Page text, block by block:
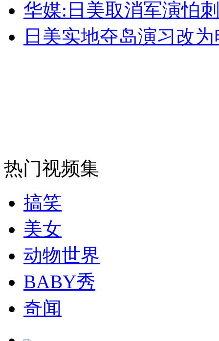
安徽一实载49人客车翻车
纽约上演“枕头大战”
司机酒驾遇交警 急速倒车逃窜
华媒:日美取消军演怕
日美实地夺岛演习改
热门视频集
搞笑
美女
动物世界
BABY秀
奇闻